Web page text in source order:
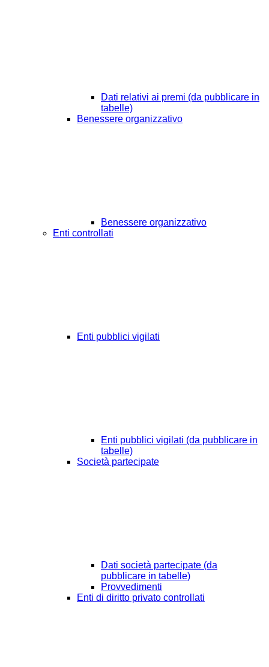
Dati relativi ai premi (da pubblicare in
tabelle)
Benessere organizzativo
Benessere organizzativo
Enti controllati
Enti pubblici vigilati
Enti pubblici vigilati (da pubblicare in
tabelle)
Società partecipate
Dati società partecipate (da
pubblicare in tabelle)
Provvedimenti
Enti di diritto privato controllati